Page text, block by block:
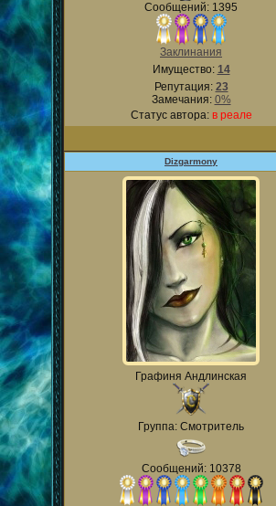
Сообщений: 1395
Заклинания
Имущество: 14
Репутация: 23
Замечания: 0%
Статус автора: в реале
Dizgarmony
Графиня Андлинская
Группа: Смотритель
Сообщений: 10378